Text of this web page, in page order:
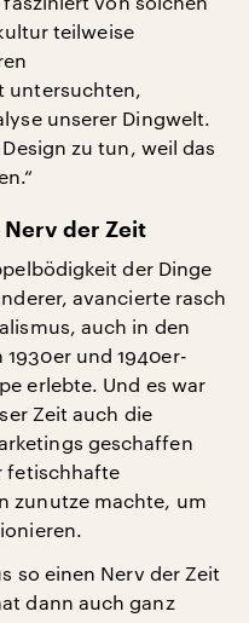
teilweise
untersuchten,
unserer Dingwelt.
zu tun, weil das
Nerv der Zeit
der Dinge
avancierte rasch
auch in den
1930er und 1940er-
erlebte. Und es war
Zeit auch die
geschaffen
fetischhafte
zunutze machte, um
so einen Nerv der Zeit
dann auch ganz